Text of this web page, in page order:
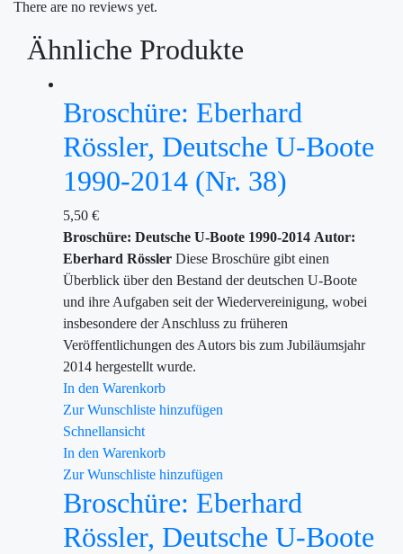
There are no reviews yet.
Ähnliche Produkte
Broschüre: Eberhard
Rössler, Deutsche U-Boote
1990-2014 (Nr. 38)
5,50 €
Broschüre: Deutsche U-Boote 1990-2014 Autor:
Eberhard Rössler Diese Broschüre gibt einen
Überblick über den Bestand der deutschen U-Boote
und ihre Aufgaben seit der Wiedervereinigung, wobei
insbesondere der Anschluss zu früheren
Veröffentlichungen des Autors bis zum Jubiläumsjahr
2014 hergestellt wurde.
In den Warenkorb
Zur Wunschliste hinzufügen
Schnellansicht
In den Warenkorb
Zur Wunschliste hinzufügen
Broschüre: Eberhard
Rössler, Deutsche U-Boote